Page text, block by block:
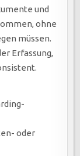
und
ohne
müssen.
Erfassung,
oder